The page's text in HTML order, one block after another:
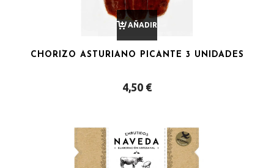
AÑADIR
AL
CARRITO
CHORIZO ASTURIANO PICANTE 3 UNIDADES
4,50 €